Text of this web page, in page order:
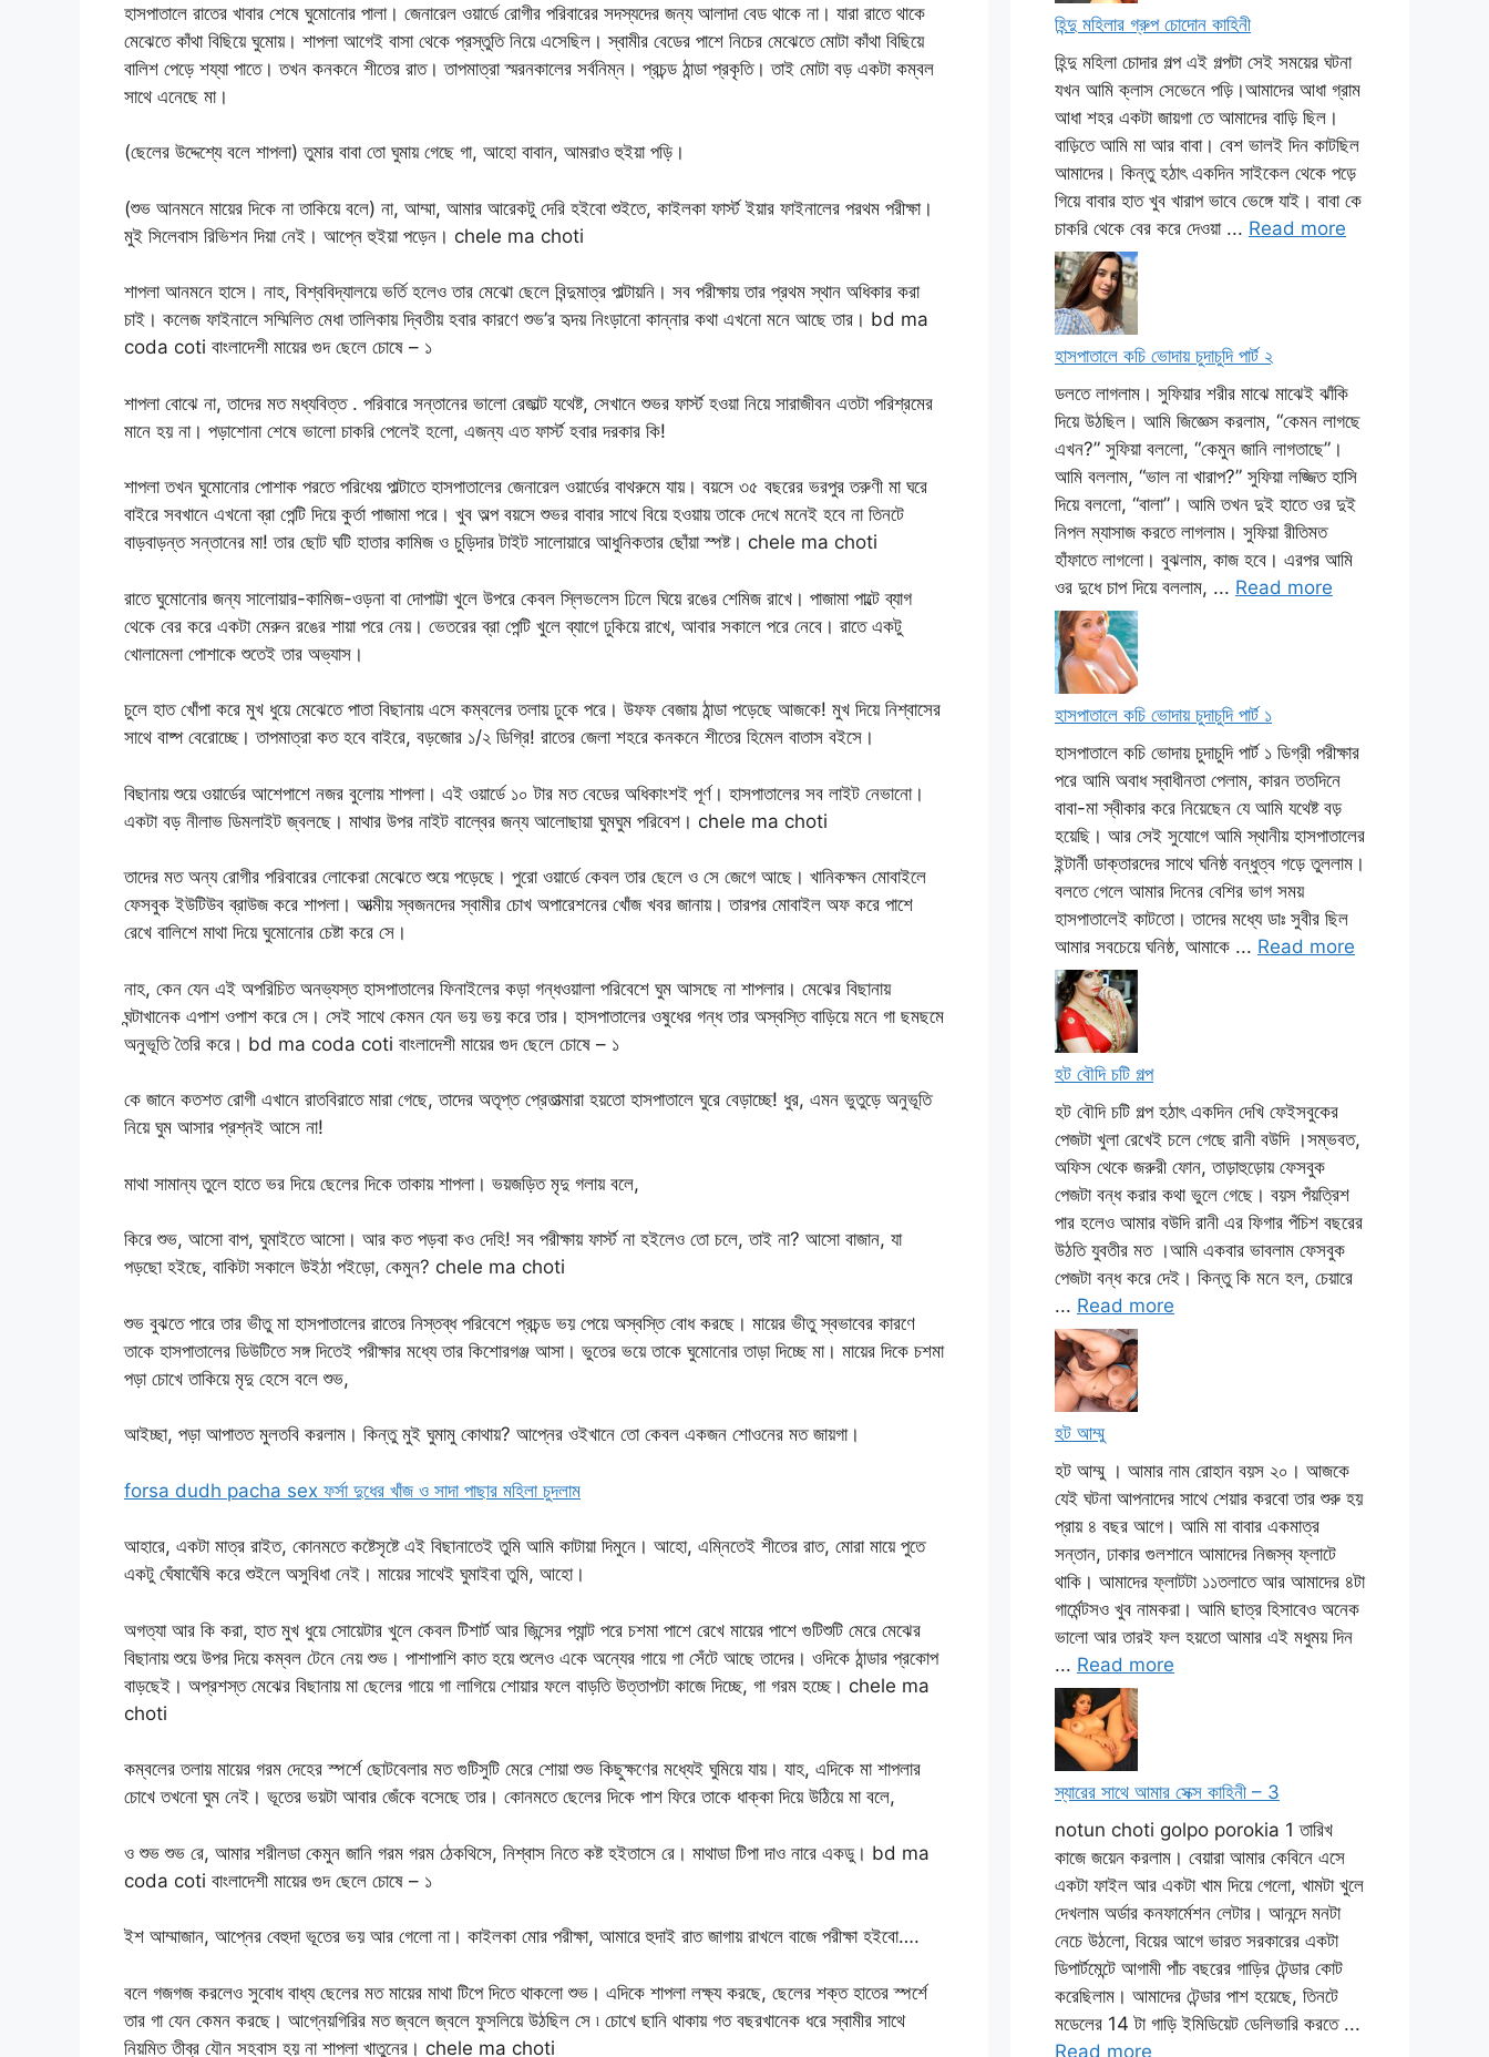
হাসপাতালে রাতের খাবার শেষে ঘুমোনোর পালা। জেনারেল ওয়ার্ডে রোগীর পরিবারের সদস্যদের জন্য আলাদা বেড থাকে না। যারা রাতে থাকে
মেঝেতে কাঁথা বিছিয়ে ঘুমোয়। শাপলা আগেই বাসা থেকে প্রস্তুতি নিয়ে এসেছিল। স্বামীর বেডের পাশে নিচের মেঝেতে মোটা কাঁথা বিছিয়ে
বালিশ পেড়ে শয্যা পাতে। তখন কনকনে শীতের রাত। তাপমাত্রা স্মরনকালের সর্বনিম্ন। প্রচন্ড ঠান্ডা প্রকৃতি। তাই মোটা বড় একটা কম্বল
সাথে এনেছে মা।
(ছেলের উদ্দেশ্যে বলে শাপলা) তুমার বাবা তো ঘুমায় গেছে গা, আহো বাবান, আমরাও হুইয়া পড়ি।
(শুভ আনমনে মায়ের দিকে না তাকিয়ে বলে) না, আম্মা, আমার আরেকটু দেরি হইবো শুইতে, কাইলকা ফার্স্ট ইয়ার ফাইনালের পরথম পরীক্ষা।
মুই সিলেবাস রিভিশন দিয়া নেই। আপ্নে হুইয়া পড়েন। chele ma choti
শাপলা আনমনে হাসে। নাহ, বিশ্ববিদ্যালয়ে ভর্তি হলেও তার মেঝো ছেলে বিন্দুমাত্র পাল্টায়নি। সব পরীক্ষায় তার প্রথম স্থান অধিকার করা
চাই। কলেজ ফাইনালে সম্মিলিত মেধা তালিকায় দ্বিতীয় হবার কারণে শুভ’র হৃদয় নিংড়ানো কান্নার কথা এখনো মনে আছে তার। bd ma
coda coti বাংলাদেশী মায়ের গুদ ছেলে চোষে – ১
শাপলা বোঝে না, তাদের মত মধ্যবিত্ত . পরিবারে সন্তানের ভালো রেজাল্ট যথেষ্ট, সেখানে শুভর ফার্স্ট হওয়া নিয়ে সারাজীবন এতটা পরিশ্রমের
মানে হয় না। পড়াশোনা শেষে ভালো চাকরি পেলেই হলো, এজন্য এত ফার্স্ট হবার দরকার কি!
শাপলা তখন ঘুমোনোর পোশাক পরতে পরিধেয় পাল্টাতে হাসপাতালের জেনারেল ওয়ার্ডের বাথরুমে যায়। বয়সে ৩৫ বছরের ভরপুর তরুণী মা ঘরে
বাইরে সবখানে এখনো ব্রা পেন্টি দিয়ে কুর্তা পাজামা পরে। খুব অল্প বয়সে শুভর বাবার সাথে বিয়ে হওয়ায় তাকে দেখে মনেই হবে না তিনটে
বাড়বাড়ন্ত সন্তানের মা! তার ছোট ঘটি হাতার কামিজ ও চুড়িদার টাইট সালোয়ারে আধুনিকতার ছোঁয়া স্পষ্ট। chele ma choti
রাতে ঘুমোনোর জন্য সালোয়ার-কামিজ-ওড়না বা দোপাট্টা খুলে উপরে কেবল স্লিভলেস ঢিলে ঘিয়ে রঙের শেমিজ রাখে। পাজামা পাল্টে ব্যাগ
থেকে বের করে একটা মেরুন রঙের শায়া পরে নেয়। ভেতরের ব্রা পেন্টি খুলে ব্যাগে ঢুকিয়ে রাখে, আবার সকালে পরে নেবে। রাতে একটু
খোলামেলা পোশাকে শুতেই তার অভ্যাস।
চুলে হাত খোঁপা করে মুখ ধুয়ে মেঝেতে পাতা বিছানায় এসে কম্বলের তলায় ঢুকে পরে। উফফ বেজায় ঠান্ডা পড়েছে আজকে! মুখ দিয়ে নিশ্বাসের
সাথে বাষ্প বেরোচ্ছে। তাপমাত্রা কত হবে বাইরে, বড়জোর ১/২ ডিগ্রি! রাতের জেলা শহরে কনকনে শীতের হিমেল বাতাস বইসে।
বিছানায় শুয়ে ওয়ার্ডের আশেপাশে নজর বুলোয় শাপলা। এই ওয়ার্ডে ১০ টার মত বেডের অধিকাংশই পূর্ণ। হাসপাতালের সব লাইট নেভানো।
একটা বড় নীলাভ ডিমলাইট জ্বলছে। মাথার উপর নাইট বাল্বের জন্য আলোছায়া ঘুমঘুম পরিবেশ। chele ma choti
তাদের মত অন্য রোগীর পরিবারের লোকেরা মেঝেতে শুয়ে পড়েছে। পুরো ওয়ার্ডে কেবল তার ছেলে ও সে জেগে আছে। খানিকক্ষন মোবাইলে
ফেসবুক ইউটিউব ব্রাউজ করে শাপলা। আত্মীয় স্বজনদের স্বামীর চোখ অপারেশনের খোঁজ খবর জানায়। তারপর মোবাইল অফ করে পাশে
রেখে বালিশে মাথা দিয়ে ঘুমোনোর চেষ্টা করে সে।
নাহ, কেন যেন এই অপরিচিত অনভ্যস্ত হাসপাতালের ফিনাইলের কড়া গন্ধওয়ালা পরিবেশে ঘুম আসছে না শাপলার। মেঝের বিছানায়
ঘন্টাখানেক এপাশ ওপাশ করে সে। সেই সাথে কেমন যেন ভয় ভয় করে তার। হাসপাতালের ওষুধের গন্ধ তার অস্বস্তি বাড়িয়ে মনে গা ছমছমে
অনুভূতি তৈরি করে। bd ma coda coti বাংলাদেশী মায়ের গুদ ছেলে চোষে – ১
কে জানে কতশত রোগী এখানে রাতবিরাতে মারা গেছে, তাদের অতৃপ্ত প্রেতাত্মারা হয়তো হাসপাতালে ঘুরে বেড়াচ্ছে! ধুর, এমন ভুতুড়ে অনুভূতি
নিয়ে ঘুম আসার প্রশ্নই আসে না!
মাথা সামান্য তুলে হাতে ভর দিয়ে ছেলের দিকে তাকায় শাপলা। ভয়জড়িত মৃদু গলায় বলে,
কিরে শুভ, আসো বাপ, ঘুমাইতে আসো। আর কত পড়বা কও দেহি! সব পরীক্ষায় ফার্স্ট না হইলেও তো চলে, তাই না? আসো বাজান, যা
পড়ছো হইছে, বাকিটা সকালে উইঠা পইড়ো, কেমুন? chele ma choti
শুভ বুঝতে পারে তার ভীতু মা হাসপাতালের রাতের নিস্তব্ধ পরিবেশে প্রচন্ড ভয় পেয়ে অস্বস্তি বোধ করছে। মায়ের ভীতু স্বভাবের কারণে
তাকে হাসপাতালের ডিউটিতে সঙ্গ দিতেই পরীক্ষার মধ্যে তার কিশোরগঞ্জ আসা। ভুতের ভয়ে তাকে ঘুমোনোর তাড়া দিচ্ছে মা। মায়ের দিকে চশমা
পড়া চোখে তাকিয়ে মৃদু হেসে বলে শুভ,
আইচ্ছা, পড়া আপাতত মুলতবি করলাম। কিন্তু মুই ঘুমামু কোথায়? আপ্নের ওইখানে তো কেবল একজন শোওনের মত জায়গা।
forsa dudh pacha sex ফর্সা দুধের খাঁজ ও সাদা পাছার মহিলা চুদলাম
আহারে, একটা মাত্র রাইত, কোনমতে কষ্টেসৃষ্টে এই বিছানাতেই তুমি আমি কাটায়া দিমুনে। আহো, এম্নিতেই শীতের রাত, মোরা মায়ে পুতে
একটু ঘেঁষাঘেঁষি করে শুইলে অসুবিধা নেই। মায়ের সাথেই ঘুমাইবা তুমি, আহো।
অগত্যা আর কি করা, হাত মুখ ধুয়ে সোয়েটার খুলে কেবল টিশার্ট আর জিন্সের প্যান্ট পরে চশমা পাশে রেখে মায়ের পাশে গুটিশুটি মেরে মেঝের
বিছানায় শুয়ে উপর দিয়ে কম্বল টেনে নেয় শুভ। পাশাপাশি কাত হয়ে শুলেও একে অন্যের গায়ে গা সেঁটে আছে তাদের। ওদিকে ঠান্ডার প্রকোপ
বাড়ছেই। অপ্রশস্ত মেঝের বিছানায় মা ছেলের গায়ে গা লাগিয়ে শোয়ার ফলে বাড়তি উত্তাপটা কাজে দিচ্ছে, গা গরম হচ্ছে। chele ma
choti
কম্বলের তলায় মায়ের গরম দেহের স্পর্শে ছোটবেলার মত গুটিসুটি মেরে শোয়া শুভ কিছুক্ষণের মধ্যেই ঘুমিয়ে যায়। যাহ, এদিকে মা শাপলার
চোখে তখনো ঘুম নেই। ভূতের ভয়টা আবার জেঁকে বসেছে তার। কোনমতে ছেলের দিকে পাশ ফিরে তাকে ধাক্কা দিয়ে উঠিয়ে মা বলে,
ও শুভ শুভ রে, আমার শরীলডা কেমুন জানি গরম গরম ঠেকথিসে, নিশ্বাস নিতে কষ্ট হইতাসে রে। মাথাডা টিপা দাও নারে একডু। bd ma
coda coti বাংলাদেশী মায়ের গুদ ছেলে চোষে – ১
ইশ আম্মাজান, আপ্নের বেহুদা ভূতের ভয় আর গেলো না। কাইলকা মোর পরীক্ষা, আমারে হুদাই রাত জাগায় রাখলে বাজে পরীক্ষা হইবো….
বলে গজগজ করলেও সুবোধ বাধ্য ছেলের মত মায়ের মাথা টিপে দিতে থাকলো শুভ। এদিকে শাপলা লক্ষ্য করছে, ছেলের শক্ত হাতের স্পর্শে
তার গা যেন কেমন করছে। আগ্নেয়গিরির মত জ্বলে জ্বলে ফুসলিয়ে উঠছিল সে ৷ চোখে ছানি থাকায় গত বছরখানেক ধরে স্বামীর সাথে
নিয়মিত তীব্র যৌন সহবাস হয় না শাপলা খাতুনের। chele ma choti
হিন্দু মহিলার গ্রুপ চোদোন কাহিনী
হিন্দু মহিলা চোদার গল্প এই গল্পটা সেই সময়ের ঘটনা
যখন আমি ক্লাস সেভেনে পড়ি।আমাদের আধা গ্রাম
আধা শহর একটা জায়গা তে আমাদের বাড়ি ছিল।
বাড়িতে আমি মা আর বাবা। বেশ ভালই দিন কাটছিল
আমাদের। কিন্তু হঠাৎ একদিন সাইকেল থেকে পড়ে
গিয়ে বাবার হাত খুব খারাপ ভাবে ভেঙ্গে যাই। বাবা কে
চাকরি থেকে বের করে দেওয়া ... Read more
হাসপাতালে কচি ভোদায় চুদাচুদি পার্ট ২
ডলতে লাগলাম। সুফিয়ার শরীর মাঝে মাঝেই ঝাঁকি
দিয়ে উঠছিল। আমি জিজ্ঞেস করলাম, “কেমন লাগছে
এখন?” সুফিয়া বললো, “কেমুন জানি লাগতাছে”।
আমি বললাম, “ভাল না খারাপ?” সুফিয়া লজ্জিত হাসি
দিয়ে বললো, “বালা”। আমি তখন দুই হাতে ওর দুই
নিপল ম্যাসাজ করতে লাগলাম। সুফিয়া রীতিমত
হাঁফাতে লাগলো। বুঝলাম, কাজ হবে। এরপর আমি
ওর দুধে চাপ দিয়ে বললাম, ... Read more
হাসপাতালে কচি ভোদায় চুদাচুদি পার্ট ১
হাসপাতালে কচি ভোদায় চুদাচুদি পার্ট ১ ডিগ্রী পরীক্ষার
পরে আমি অবাধ স্বাধীনতা পেলাম, কারন ততদিনে
বাবা-মা স্বীকার করে নিয়েছেন যে আমি যথেষ্ট বড়
হয়েছি। আর সেই সুযোগে আমি স্থানীয় হাসপাতালের
ইন্টার্নী ডাক্তারদের সাথে ঘনিষ্ঠ বন্ধুত্ব গড়ে তুললাম।
বলতে গেলে আমার দিনের বেশির ভাগ সময়
হাসপাতালেই কাটতো। তাদের মধ্যে ডাঃ সুবীর ছিল
আমার সবচেয়ে ঘনিষ্ঠ, আমাকে ... Read more
হট বৌদি চটি গল্প
হট বৌদি চটি গল্প হঠাৎ একদিন দেখি ফেইসবুকের
পেজটা খুলা রেখেই চলে গেছে রানী বউদি ।সম্ভবত,
অফিস থেকে জরুরী ফোন, তাড়াহুড়োয় ফেসবুক
পেজটা বন্ধ করার কথা ভুলে গেছে। বয়স পঁয়ত্রিশ
পার হলেও আমার বউদি রানী এর ফিগার পঁচিশ বছরের
উঠতি যুবতীর মত ।আমি একবার ভাবলাম ফেসবুক
পেজটা বন্ধ করে দেই। কিন্তু কি মনে হল, চেয়ারে
... Read more
হট আম্মু
হট আম্মু । আমার নাম রোহান বয়স ২০। আজকে
যেই ঘটনা আপনাদের সাথে শেয়ার করবো তার শুরু হয়
প্রায় ৪ বছর আগে। আমি মা বাবার একমাত্র
সন্তান, ঢাকার গুলশানে আমাদের নিজস্ব ফ্লাটে
থাকি। আমাদের ফ্লাটটা ১১তলাতে আর আমাদের ৪টা
গার্মেন্টসও খুব নামকরা। আমি ছাত্র হিসাবেও অনেক
ভালো আর তারই ফল হয়তো আমার এই মধুময় দিন
... Read more
স্যারের সাথে আমার সেক্স কাহিনী – 3
notun choti golpo porokia 1 তারিখ
কাজে জয়েন করলাম। বেয়ারা আমার কেবিনে এসে
একটা ফাইল আর একটা খাম দিয়ে গেলো, খামটা খুলে
দেখলাম অর্ডার কনফার্মেশন লেটার। আনন্দে মনটা
নেচে উঠলো, বিয়ের আগে ভারত সরকারের একটা
ডিপার্টমেন্টে আগামী পাঁচ বছরের গাড়ির টেন্ডার কোট
করেছিলাম। আমাদের টেন্ডার পাশ হয়েছে, তিনটে
মডেলের 14 টা গাড়ি ইমিডিয়েট ডেলিভারি করতে ...
Read more